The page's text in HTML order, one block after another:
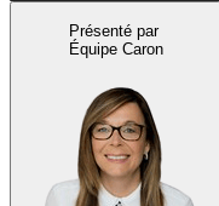
Présenté par
Équipe Caron